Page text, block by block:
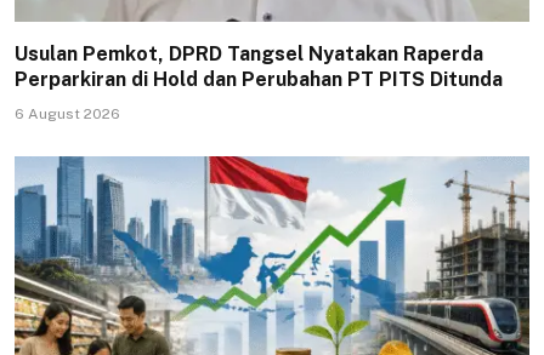
Usulan Pemkot, DPRD Tangsel Nyatakan Raperda
Perparkiran di Hold dan Perubahan PT PITS Ditunda
6 August 2026